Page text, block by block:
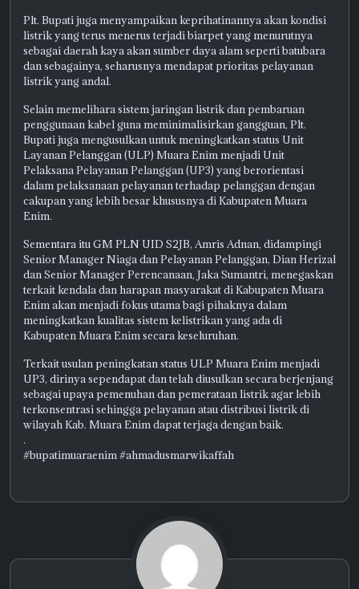
Plt. Bupati juga menyampaikan keprihatinannya akan kondisi
listrik yang terus menerus terjadi biarpet yang menurutnya
sebagai daerah kaya akan sumber daya alam seperti batubara
dan sebagainya, seharusnya mendapat prioritas pelayanan
listrik yang andal.
Selain memelihara sistem jaringan listrik dan pembaruan
penggunaan kabel guna meminimalisirkan gangguan, Plt.
Bupati juga mengusulkan untuk meningkatkan status Unit
Layanan Pelanggan (ULP) Muara Enim menjadi Unit
Pelaksana Pelayanan Pelanggan (UP3) yang berorientasi
dalam pelaksanaan pelayanan terhadap pelanggan dengan
cakupan yang lebih besar khususnya di Kabupaten Muara
Enim.
Sementara itu GM PLN UID S2JB, Amris Adnan, didampingi
Senior Manager Niaga dan Pelayanan Pelanggan, Dian Herizal
dan Senior Manager Perencanaan, Jaka Sumantri, menegaskan
terkait kendala dan harapan masyarakat di Kabupaten Muara
Enim akan menjadi fokus utama bagi pihaknya dalam
meningkatkan kualitas sistem kelistrikan yang ada di
Kabupaten Muara Enim secara keseluruhan.
Terkait usulan peningkatan status ULP Muara Enim menjadi
UP3, dirinya sependapat dan telah diusulkan secara berjenjang
sebagai upaya pemenuhan dan pemerataan listrik agar lebih
terkonsentrasi sehingga pelayanan atau distribusi listrik di
wilayah Kab. Muara Enim dapat terjaga dengan baik.
.
#bupatimuaraenim #ahmadusmarwikaffah